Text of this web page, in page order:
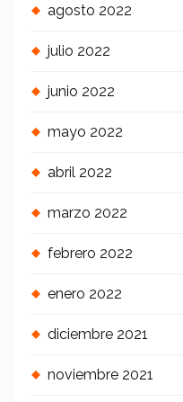
agosto 2022
julio 2022
junio 2022
mayo 2022
abril 2022
marzo 2022
febrero 2022
enero 2022
diciembre 2021
noviembre 2021